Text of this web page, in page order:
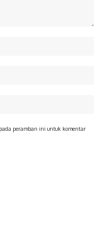
peramban ini untuk komentar